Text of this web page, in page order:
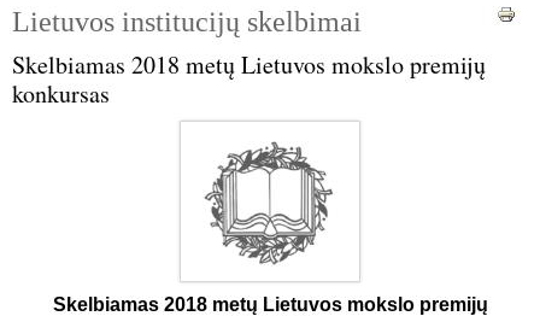
Lietuvos institucijų skelbimai
Skelbiamas 2018 metų Lietuvos mokslo premijų
konkursas
Skelbiamas 2018 metų Lietuvos mokslo premijų